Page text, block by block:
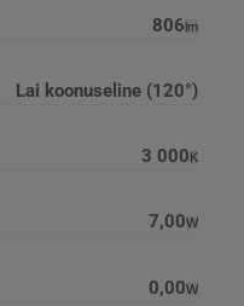
806lm
Lai koonuseline (120°)
3 000K
7,00W
0,00W